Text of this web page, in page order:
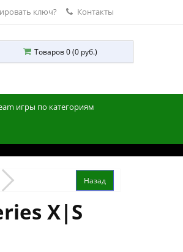
ключ? Контакты
Товаров 0 (0 руб.)
игры по категориям
X|S